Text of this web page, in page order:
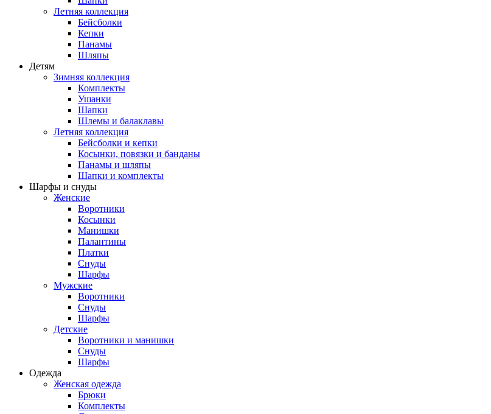
Летняя коллекция
Бейсболки
Кепки
Панамы
Шляпы
Детям
Зимняя коллекция
Комплекты
Ушанки
Шапки
Шлемы и балаклавы
Летняя коллекция
Бейсболки и кепки
Косынки, повязки и банданы
Панамы и шляпы
Шапки и комплекты
Шарфы и снуды
Женские
Воротники
Косынки
Манишки
Палантины
Платки
Снуды
Шарфы
Мужские
Воротники
Снуды
Шарфы
Детские
Воротники и манишки
Снуды
Шарфы
Одежда
Женская одежда
Брюки
Комплекты